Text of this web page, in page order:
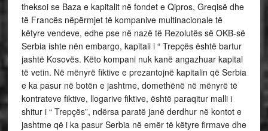
theksoi se Baza e kapitalit në fondet e Qipros, Greqisë dhe
të Francës nëpërmjet të kompanive multinacionale të
këtyre vendeve, edhe pse në nazë të Rezolutës së OKB-së
Serbia ishte nën embargo, kapitali i “ Trepçës është bartur
jashtë Kosovës. Këto kompani nuk kanë angazhuar kapital
të vetin. Në mënyrë fiktive e prezantojnë kapitalin që Serbia
e ka pasur në botën e jashtme, domethënë në mënyrë të
kontrateve fiktive, llogarive fiktive, është paraqitur malli i
shitur i “ Trepçës”, ndërsa paratë janë derdhur në kontot e
jashtme që i ka pasur Serbia në emër të këtyre firmave dhe